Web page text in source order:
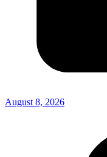
August 8, 2026